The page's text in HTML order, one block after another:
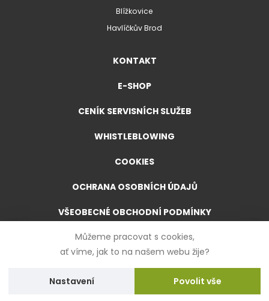
Můžeme pracovat s cookies,
ať víme, jak to na našem webu žije?
Nastavení
Blížkovice
Havlíčkův Brod
KONTAKT
E-SHOP
CENÍK SERVISNÍCH SLUŽEB
WHISTLEBLOWING
COOKIES
OCHRANA OSOBNÍCH ÚDAJŮ
VŠEOBECNÉ OBCHODNÍ PODMÍNKY
VŠEOBECNÉ OBCHODNÍ PODMÍNKY PRO E-SHOP